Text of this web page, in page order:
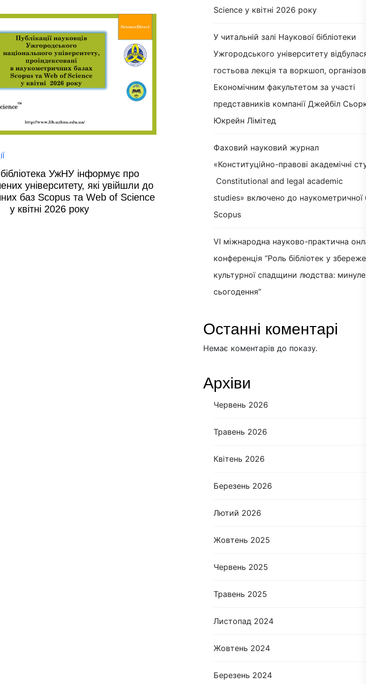
Science у квітні 2026 року
У читальній залі Наукової бібліотеки
Ужгородського університету
гостьова лекція та воркшоп,
Економічним факультетом за участі
представників компанії Джейбіл
Юкрейн Лімітед
Фаховий науковий журнал
«Конституційно-правові академічні
Constitutional and legal academic
studies» включено до наукометричної
Scopus
VI міжнародна науково-практична
конференція “Роль бібліотек у
культурної спадщини людства:
сьогодення”
Останні коментарі
Немає коментарів до показу.
Архіви
Червень 2026
Травень 2026
Квітень 2026
Березень 2026
Лютий 2026
Жовтень 2025
Червень 2025
Травень 2025
Листопад 2024
Жовтень 2024
Березень 2024
УжНУ інформує про
університету, які увійшли до
баз Scopus та Web of Science
у квітні 2026 року